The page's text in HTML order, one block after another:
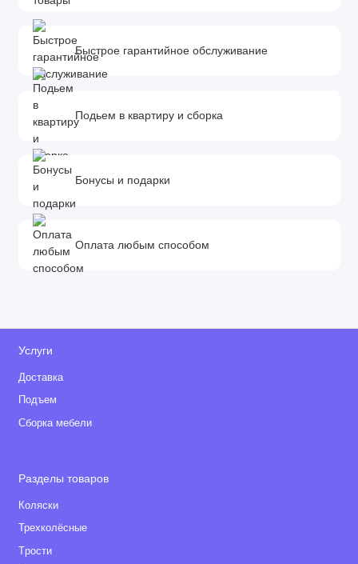
Быстрое гарантийное обслуживание
Подьем в квартиру и сборка
Бонусы и подарки
Оплата любым способом
Услуги
Доставка
Подъем
Сборка мебели
Разделы товаров
Коляски
Трехколёсные
Tрости